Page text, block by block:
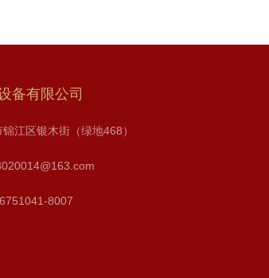
备有限公司
江区银木街（绿地468）
8007